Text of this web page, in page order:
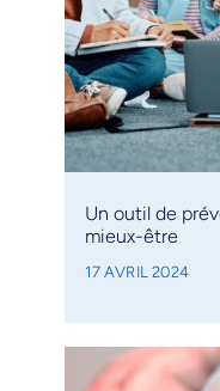
Un outil de
mieux-être
17 AVRIL 2024